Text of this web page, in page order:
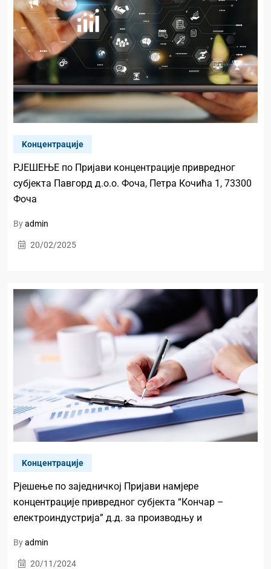
Kонцентрације
РЈЕШЕЊЕ по Пријави концентрације привредног
субјекта Павгорд д.о.о. Фоча, Петра Кочића 1, 73300
Фоча
Byadmin
20/02/2025
Kонцентрације
Рјешење по заједничкој Пријави намјере
концентрације привредног субјекта “Кончар –
електроиндустрија” д.д. за производњу и
Byadmin
20/11/2024